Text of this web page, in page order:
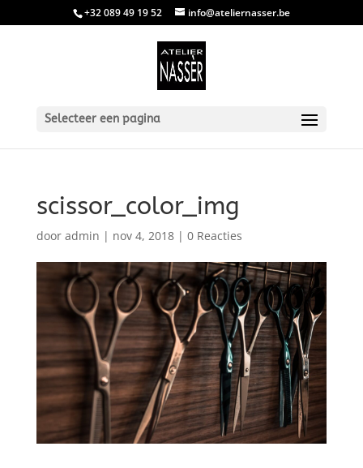
+32 089 49 19 52 info@ateliernasser.be
Selecteer een pagina
scissor_color_img
door admin | nov 4, 2018| 0 Reacties